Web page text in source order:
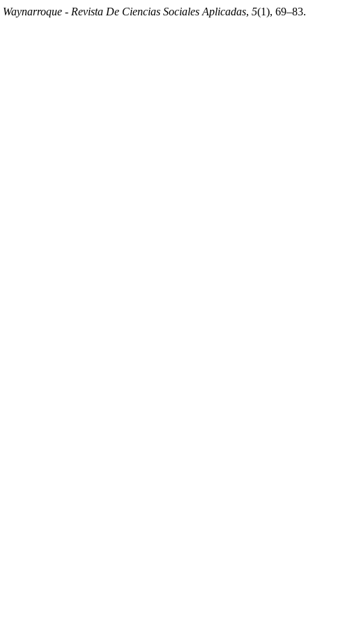
Waynarroque - Revista De Ciencias Sociales Aplicadas, 5(1), 69–83.